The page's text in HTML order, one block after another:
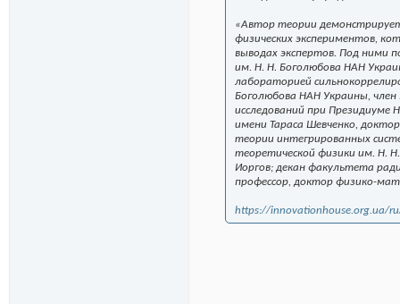
«Автор теории
физических экспериментов,
выводах экспертов. Под ними
им. Н. Н. Боголюбова НАН
лабораторией
Боголюбова НАН Украины, член
исследований при
имени Тараса Шевченко,
теории интегрированных
теоретической физики им. Н.
Иоргов; декан факультета
профессор, доктор физико-
https://innovationhouse.org.ua/